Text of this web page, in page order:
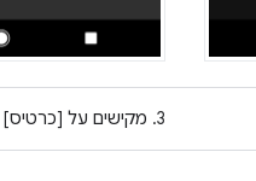
3. מקישים על [כרטיס]